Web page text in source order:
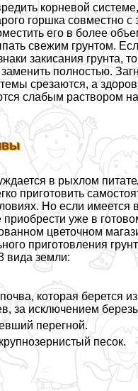
корневой
горшка совместно
его в более
свежим грунтом.
закисания грунта,
полностью.
срезаются, а
слабым раствором
в рыхлом
приготовить
Но если имеется
приобрести уже в
цветочном
приготовления
вида земли:
которая берется
за исключением
перегной.
песок.